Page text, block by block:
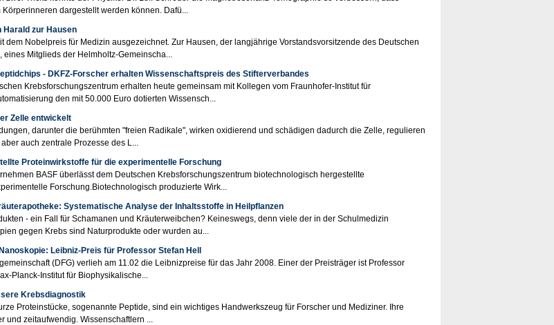
dargestellt werden können. Dafü...
Harald zur Hausen
dem Nobelpreis für Medizin ausgezeichnet. Zur Hausen, der langjährige Vorstandsvorsitzende des Deutschen
eines Mitglieds der Helmholtz-Gemeinscha...
- DKFZ-Forscher erhalten Wissenschaftspreis des Stifterverbandes
Krebsforschungszentrum erhalten heute gemeinsam mit Kollegen vom Fraunhofer-Institut für
den mit 50.000 Euro dotierten Wissensch...
Zelle entwickelt
darunter die berühmten "freien Radikale", wirken oxidierend und schädigen dadurch die Zelle, regulieren
auch zentrale Prozesse des L...
Proteinwirkstoffe für die experimentelle Forschung
BASF überlässt dem Deutschen Krebsforschungszentrum biotechnologisch hergestellte
Forschung.Biotechnologisch produzierte Wirk...
Systematische Analyse der Inhaltsstoffe in Heilpflanzen
- ein Fall für Schamanen und Kräuterweibchen? Keineswegs, denn viele der in der Schulmedizin
gegen Krebs sind Naturprodukte oder wurden au...
Leibniz-Preis für Professor Stefan Hell
(DFG) verlieh am 11.02 die Leibnizpreise für das Jahr 2008. Einer der Preisträger ist Professor
Planck-Institut für Biophysikalische...
Krebsdiagnostik
Proteinstücke, sogenannte Peptide, sind ein wichtiges Handwerkszeug für Forscher und Mediziner. Ihre
und zeitaufwendig. Wissenschaftlern ...